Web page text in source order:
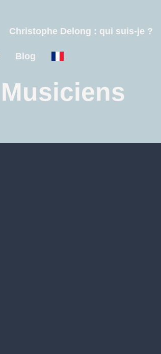
Christophe Delong : qui suis-je ?
Blog
Musiciens